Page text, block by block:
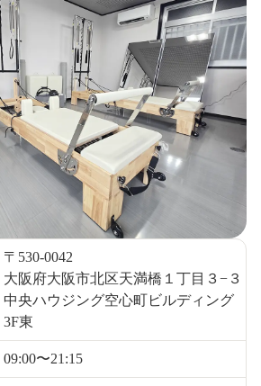
〒530-0042
大阪府大阪市北区天満橋１丁目３−３
中央ハウジング空心町ビルディング
3F東
09:00〜21:15